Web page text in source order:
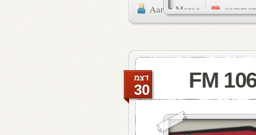
Aaron Morag
דצמ
30